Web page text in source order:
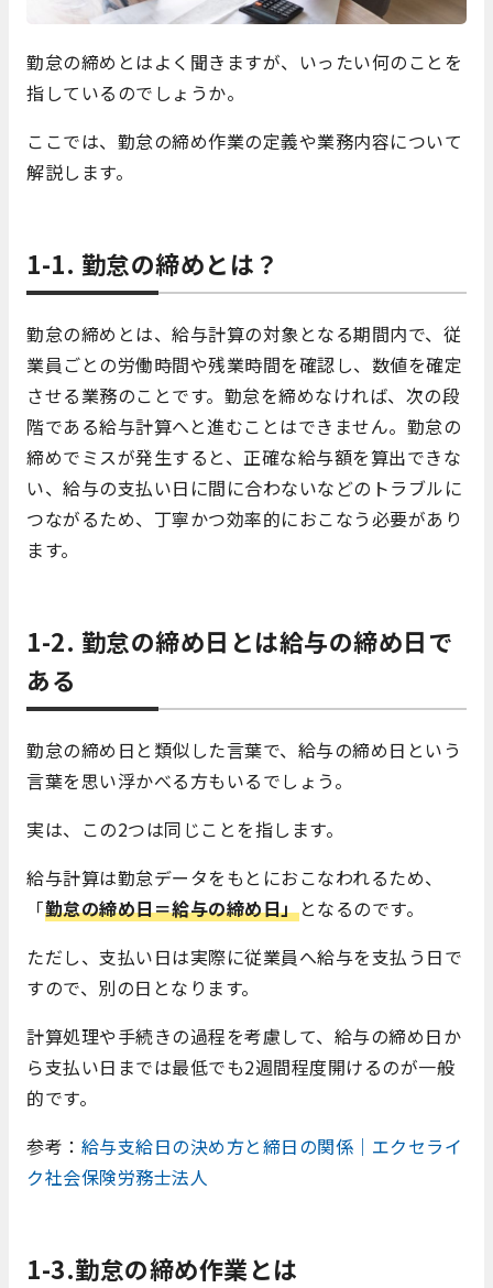
勤怠の締めとはよく聞きますが、いったい何のことを
指しているのでしょうか。
ここでは、勤怠の締め作業の定義や業務内容について
解説します。
1-1. 勤怠の締めとは？
勤怠の締めとは、給与計算の対象となる期間内で、従
業員ごとの労働時間や残業時間を確認し、数値を確定
させる業務のことです。勤怠を締めなければ、次の段
階である給与計算へと進むことはできません。勤怠の
締めでミスが発生すると、正確な給与額を算出できな
い、給与の支払い日に間に合わないなどのトラブルに
つながるため、丁寧かつ効率的におこなう必要があり
ます。
1-2. 勤怠の締め日とは給与の締め日で
ある
勤怠の締め日と類似した言葉で、給与の締め日という
言葉を思い浮かべる方もいるでしょう。
実は、この2つは同じことを指します。
給与計算は勤怠データをもとにおこなわれるため、
「勤怠の締め日＝給与の締め日」となるのです。
ただし、支払い日は実際に従業員へ給与を支払う日で
すので、別の日となります。
計算処理や手続きの過程を考慮して、給与の締め日か
ら支払い日までは最低でも2週間程度開けるのが一般
的です。
参考： 給与支給日の決め方と締日の関係｜エクセライ
ク社会保険労務士法人
1-3.勤怠の締め作業とは